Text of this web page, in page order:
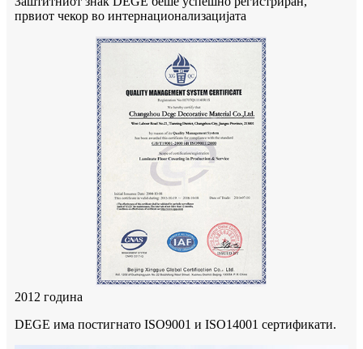
првиот чекор во интернационализацијата
2012 година
DEGE има постигнато ISO9001 и ISO14001 сертификати.